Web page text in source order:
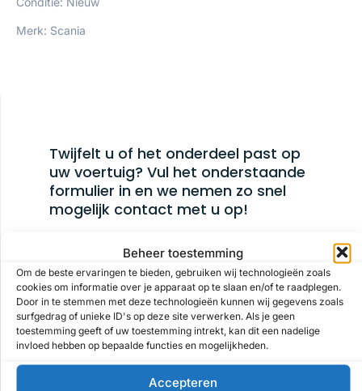
Beheer toestemming
Om de beste ervaringen te bieden, gebruiken wij technologieën zoals
cookies om informatie over je apparaat op te slaan en/of te raadplegen.
Door in te stemmen met deze technologieën kunnen wij gegevens zoals
surfgedrag of unieke ID's op deze site verwerken. Als je geen
toestemming geeft of uw toestemming intrekt, kan dit een nadelige
invloed hebben op bepaalde functies en mogelijkheden.
Accepteren
Merk: Scania
Twijfelt u of het onderdeel past op
uw voertuig? Vul het onderstaande
formulier in en we nemen zo snel
mogelijk contact met u op!
Naam